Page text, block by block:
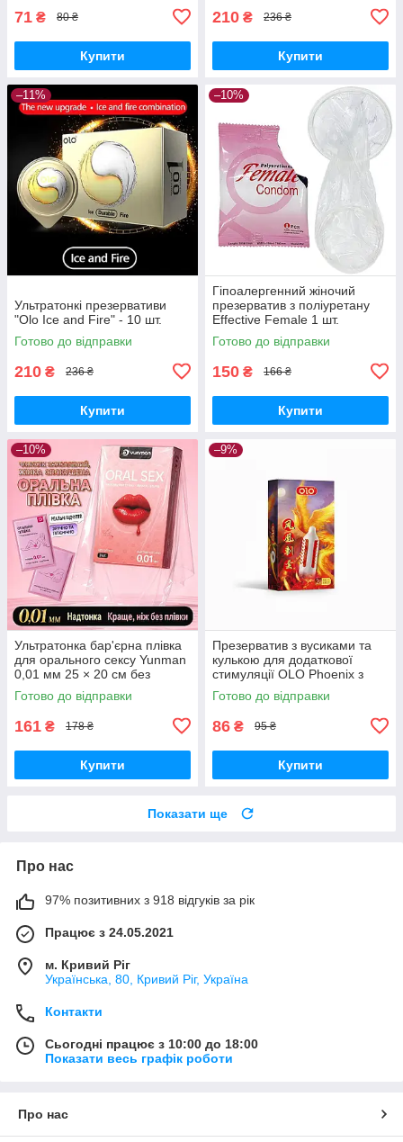
71 ₴ 80 ₴
Купити
210 ₴ 236 ₴
Купити
–11%
Ультратонкі презервативи
"Olo Ice and Fire" - 10 шт.
Готово до відправки
210 ₴ 236 ₴
Купити
–10%
Гіпоалергенний жіночий
презерватив з поліуретану
Effective Female 1 шт.
Готово до відправки
150 ₴ 166 ₴
Купити
–10%
Ультратонка бар'єрна плівка
для орального сексу Yunman
0,01 мм 25 × 20 см без
запаху 3 шт.
Готово до відправки
161 ₴ 178 ₴
Купити
–9%
Презерватив з вусиками та
кулькою для додаткової
стимуляції OLO Phoenix з
силіконовою змазкою 1 шт.
Готово до відправки
86 ₴ 95 ₴
Купити
Показати ще
Про нас
97% позитивних з 918 відгуків за рік
Працює з 24.05.2021
м. Кривий Ріг
Українська, 80, Кривий Ріг, Україна
Контакти
Сьогодні працює з 10:00 до 18:00
Показати весь графік роботи
Про нас